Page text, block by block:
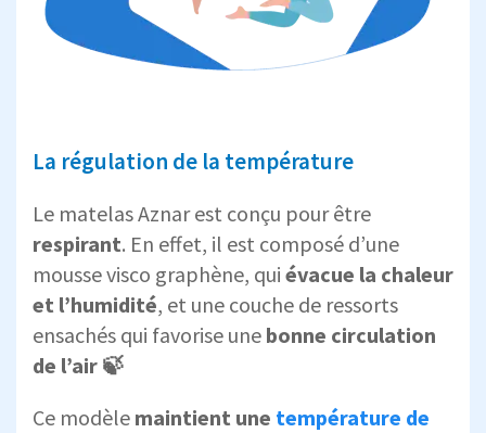
La régulation de la température
Le matelas Aznar est conçu pour être
respirant. En effet, il est composé d’une
mousse visco graphène, qui évacue la chaleur
et l’humidité, et une couche de ressorts
ensachés qui favorise une bonne circulation
de l’air 🍃
Ce modèle maintient une température de